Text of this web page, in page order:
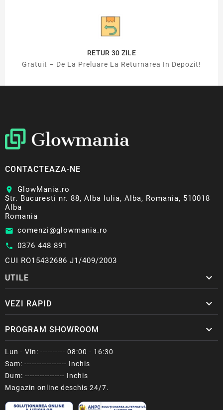
RETUR 30 ZILE
Gratuit – De La Preluare La Returnarea In Depozit!
CONTACTEAZA-NE
location_on
GlowMania.ro
Str. Bucuresti nr. 88, Alba Iulia, Alba, Romania, 510018
Alba
Romania
email comenzi@glowmania.ro
call 0376 448 891
CUI RO15432686 J1/409/2003
UTILE 
VEZI RAPID 
PROGRAM SHOWROOM 
Lun - Vin: ---------- 08:00 - 16:30
Sam: ----------------- Inchis
Dum: ---------------- Inchis
Magazin online deschis 24/7.